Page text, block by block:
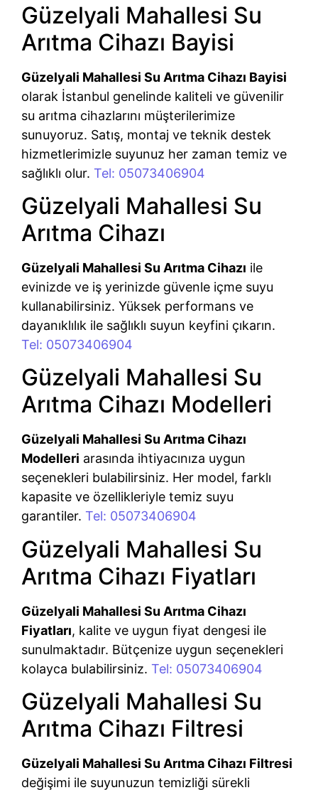
Güzelyali Mahallesi Su
Arıtma Cihazı Bayisi
Güzelyali Mahallesi Su Arıtma Cihazı Bayisi
olarak İstanbul genelinde kaliteli ve güvenilir
su arıtma cihazlarını müşterilerimize
sunuyoruz. Satış, montaj ve teknik destek
hizmetlerimizle suyunuz her zaman temiz ve
sağlıklı olur. Tel: 05073406904
Güzelyali Mahallesi Su
Arıtma Cihazı
Güzelyali Mahallesi Su Arıtma Cihazı ile
evinizde ve iş yerinizde güvenle içme suyu
kullanabilirsiniz. Yüksek performans ve
dayanıklılık ile sağlıklı suyun keyfini çıkarın.
Tel: 05073406904
Güzelyali Mahallesi Su
Arıtma Cihazı Modelleri
Güzelyali Mahallesi Su Arıtma Cihazı
Modelleri arasında ihtiyacınıza uygun
seçenekleri bulabilirsiniz. Her model, farklı
kapasite ve özellikleriyle temiz suyu
garantiler. Tel: 05073406904
Güzelyali Mahallesi Su
Arıtma Cihazı Fiyatları
Güzelyali Mahallesi Su Arıtma Cihazı
Fiyatları, kalite ve uygun fiyat dengesi ile
sunulmaktadır. Bütçenize uygun seçenekleri
kolayca bulabilirsiniz. Tel: 05073406904
Güzelyali Mahallesi Su
Arıtma Cihazı Filtresi
Güzelyali Mahallesi Su Arıtma Cihazı Filtresi
değişimi ile suyunuzun temizliği sürekli